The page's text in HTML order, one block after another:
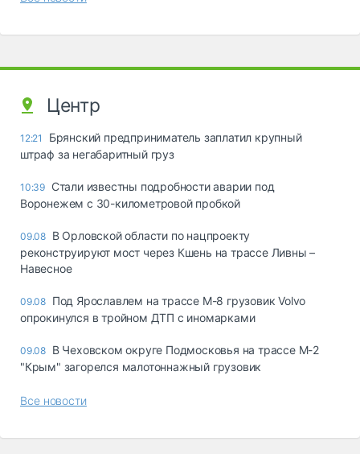
Центр
12:21
Брянский предприниматель заплатил крупный
штраф за негабаритный груз
10:39 Стали известны подробности аварии под
Воронежем с 30-километровой пробкой
09.08 В Орловской области по нацпроекту
реконструируют мост через Кшень на трассе Ливны –
Навесное
09.08 Под Ярославлем на трассе М-8 грузовик Volvo
опрокинулся в тройном ДТП с иномарками
09.08 В Чеховском округе Подмосковья на трассе М-2
"Крым" загорелся малотоннажный грузовик
Все новости